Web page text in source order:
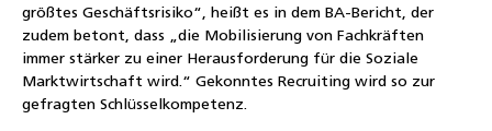
größtes Geschäftsrisiko“, heißt es in dem BA-Bericht, der
zudem betont, dass „die Mobilisierung von Fachkräften
immer stärker zu einer Herausforderung für die Soziale
Marktwirtschaft wird.“ Gekonntes Recruiting wird so zur
gefragten Schlüsselkompetenz.